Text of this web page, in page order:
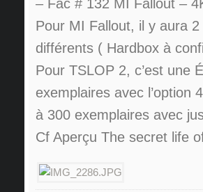
– Fac # 132 MI Fallout –
Pour MI Fallout, il y aura
différents ( Hardbox à
Pour TSLOP 2, c’est une
exemplaires avec l’option
à 300 exemplaires avec
Cf Aperçu The secret life